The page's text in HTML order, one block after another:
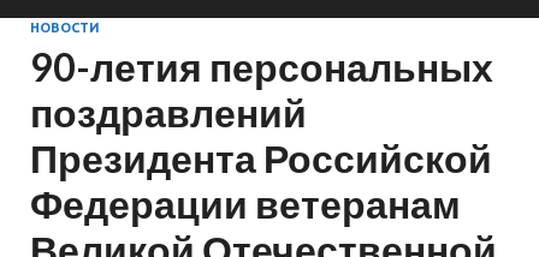
НОВОСТИ
90-летия персональных
поздравлений
Президента Российской
Федерации ветеранам